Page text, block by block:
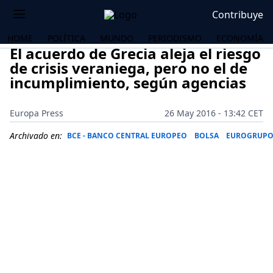
Contribuye
HOME POLÍTICA MUNDO PERIODISMO ECONOMÍA
El acuerdo de Grecia aleja el riesgo
de crisis veraniega, pero no el de
incumplimiento, según agencias
Europa Press
26 May 2016 - 13:42 CET
Archivado en: BCE - BANCO CENTRAL EUROPEO BOLSA EUROGRUPO